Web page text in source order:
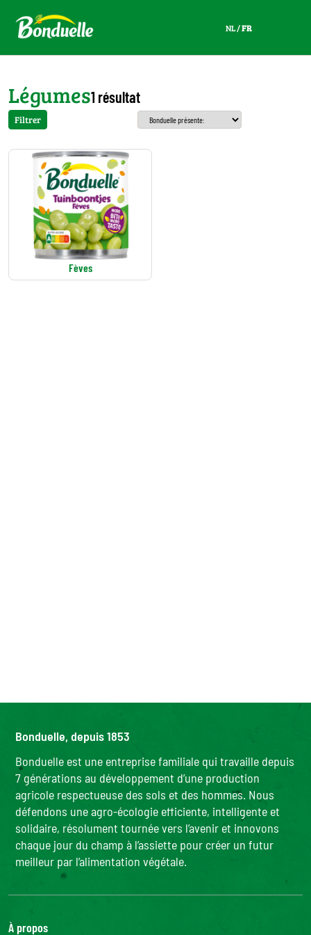
NL/FR
Légumes1 résultat
Filtrer
Fèves
Bonduelle, depuis 1853
Bonduelle est une entreprise familiale qui travaille depuis
7 générations au développement d’une production
agricole respectueuse des sols et des hommes. Nous
défendons une agro-écologie efficiente, intelligente et
solidaire, résolument tournée vers l’avenir et innovons
chaque jour du champ à l’assiette pour créer un futur
meilleur par l’alimentation végétale.
À propos